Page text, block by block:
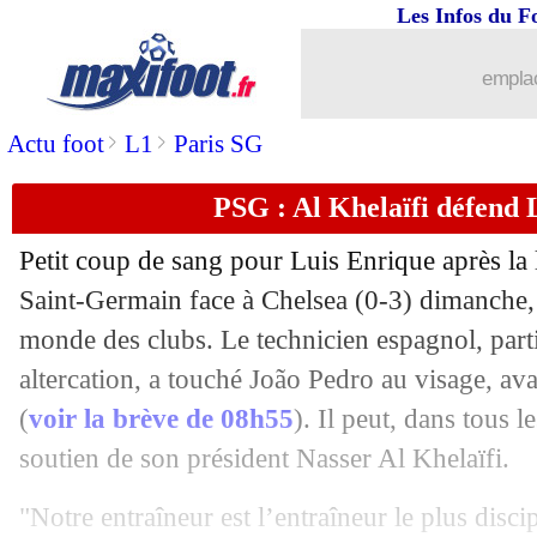
Actu foot> L1 > Paris SG
Les Infos du
PSG : Al Khelaïfi défend
Petit coup de sang pour Luis Enrique après
Saint-Germain face à Chelsea (0-3)
monde des clubs. Le technicien espagnol,
altercation, a touché João Pedro au visage,
(voir la brève de 08h55). Il peut, dans tous
soutien de son président Nasser Al Khelaïfi.
"Notre entraîneur est l’entraîneur le plus
Arsenal : prix fixé pour Trossard
14/07 Man Utd: Tuanzebe poursuit le club
14/07 West Ham: Diouf va signer pour 25
14/07 Fluminense : Jhon Arias vers
14/07 Leverkusen: Xhaka proche de Neom
14/07 Le Havre: c'est fini pour Desmas
Arsenal : Gyökeres, ses agents sont à